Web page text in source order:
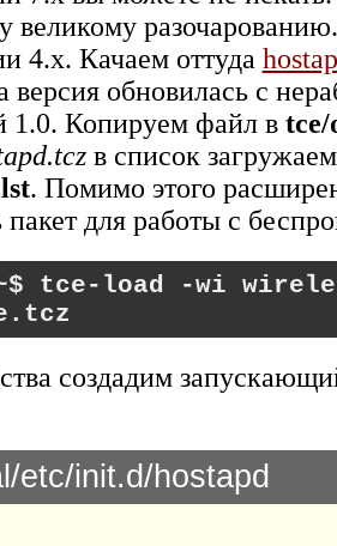
великому
4.x. Качаем оттуда
версия обновилась с
1.0. Копируем файл в
в список
. Помимо этого
пакет для работы с
tce-load -wi
создадим
etc/init.d/hostapd